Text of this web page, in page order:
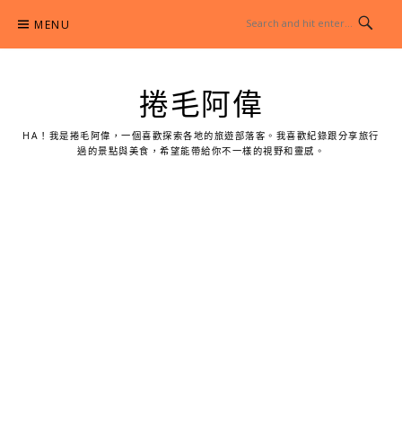
content
MENU
捲毛阿偉
HA！我是捲毛阿偉，一個喜歡探索各地的旅遊部落客。我喜歡紀錄跟分享旅行
過的景點與美食，希望能帶給你不一樣的視野和靈感。